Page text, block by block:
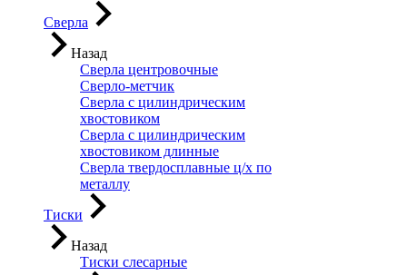
Сверла
Назад
Сверла центровочные
Сверло-метчик
Сверла с цилиндрическим
хвостовиком
Сверла с цилиндрическим
хвостовиком длинные
Сверла твердосплавные ц/х по
металлу
Тиски
Назад
Тиски слесарные